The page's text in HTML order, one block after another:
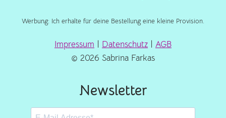
Werbung: Ich erhalte für deine Bestellung eine kleine Provision.
Impressum Datenschutz
AGB
© 2026 Sabrina Farkas
Newsletter